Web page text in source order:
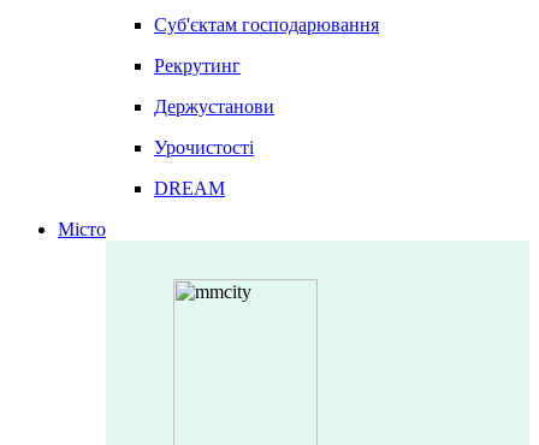
Суб'єктам господарювання
Рекрутинг
Держустанови
Урочистості
DREAM
Місто